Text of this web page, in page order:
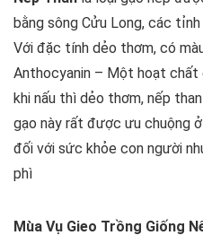
bằng sông Cửu Long, các
Với đặc tính dẻo thơm, có
Anthocyanin – Một hoạt chất
khi nấu thì dẻo thơm, nếp
gạo này rất được ưu chuộng
đối với sức khỏe con người
phì
Mùa Vụ Gieo Trồng Giống